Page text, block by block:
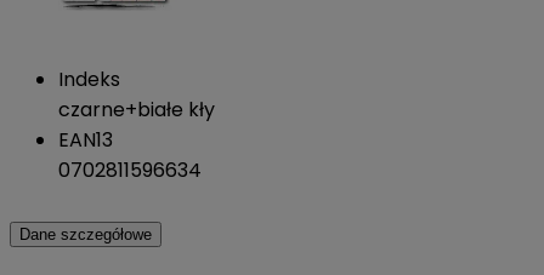
Indeks
czarne+białe kły
EAN13
0702811596634
Dane szczegółowe